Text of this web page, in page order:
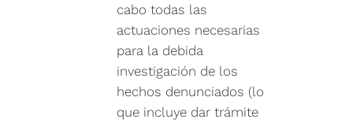
cabo todas las
actuaciones necesarias
para la debida
investigación de los
hechos denunciados (lo
que incluye dar trámite